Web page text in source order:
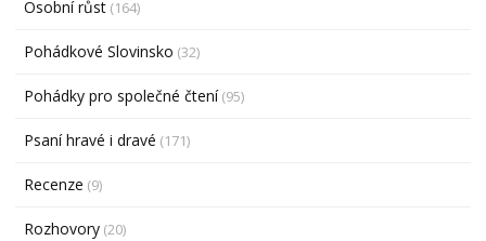
Osobní růst (164)
Pohádkové Slovinsko (32)
Pohádky pro společné čtení(95)
Psaní hravé i dravé (171)
Recenze (9)
Rozhovory (20)